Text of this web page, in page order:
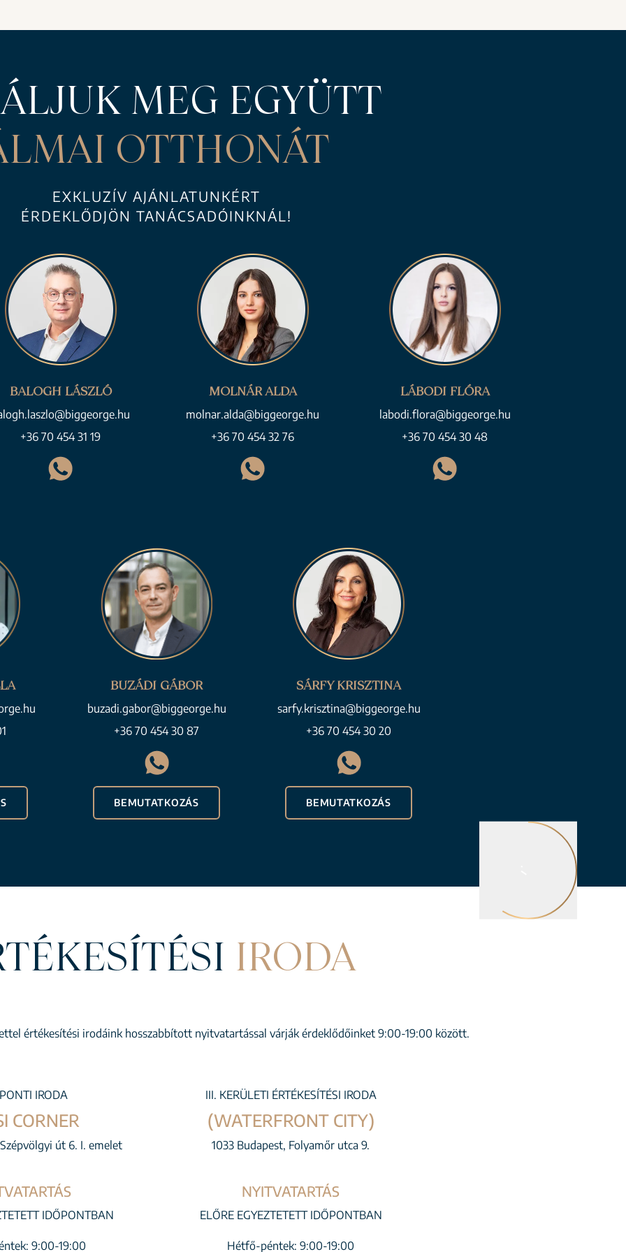
MEG EGYÜTT
OTTHONÁT
EXKLUZÍV AJÁNLATUNKÉRT
ÉRDEKLŐDJÖN TANÁCSADÓINKNÁL!
BALOGH LÁSZLÓ
+36 70 454 31 19
MOLNÁR ALDA
molnar.alda@biggeorge.hu
+36 70 454 32 76
LÁBODI FLÓRA
labodi.flora@biggeorge.hu
+36 70 454 30 48
BUZÁDI GÁBOR
buzadi.gabor@biggeorge.hu
+36 70 454 30 87
BEMUTATKOZÁS
SÁRFY KRISZTINA
sarfy.krisztina@biggeorge.hu
+36 70 454 30 20
BEMUTATKOZÁS
IRODA
értékesítési irodáink hosszabbított nyitvatartással várják érdeklődőinket 9:00-19:00 között.
IRODA
CORNER
út 6. I. emelet
IDŐPONTBAN
9:00-19:00
III. KERÜLETI ÉRTÉKESÍTÉSI IRODA
(WATERFRONT CITY)
1033 Budapest, Folyamőr utca 9.
NYITVATARTÁS
ELŐRE EGYEZTETETT IDŐPONTBAN
Hétfő-péntek: 9:00-19:00